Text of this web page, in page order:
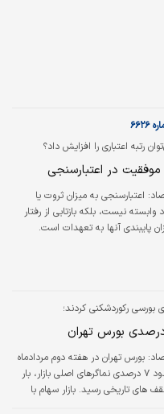
رتبه اعتباری را افزایش داد؟
در اعتبارسنجی
اعتبارسنجی به میزان ثروت یا
وابسته نیست، بلکه بازتابی از رفتار
پایبندی آنها به تعهدات است.
رکوردشکنی کردند؛
بورس تهران در هفته دوم مردادماه
با رشد حدود ۷ درصدی نماگرهای اصلی بازار، بار
های تاریخی رسید. بازار سهام با